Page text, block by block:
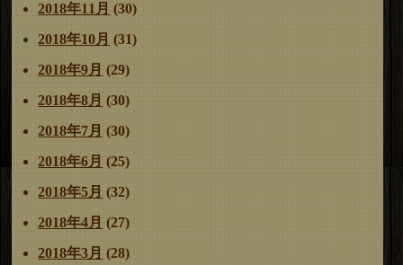
2018年11月 (30)
2018年10月 (31)
2018年9月 (29)
2018年8月 (30)
2018年7月 (30)
2018年6月 (25)
2018年5月 (32)
2018年4月 (27)
2018年3月 (28)